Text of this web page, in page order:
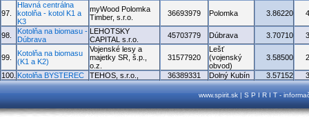
97.
Hlavná centrálna
kotolňa - kotol K1 a
K3
myWood Polomka
Timber, s.r.o.
36693979 Polomka 3.86220
98.
Kotolňa na biomasu -
Dúbrava
LEHOTSKY
CAPITAL s.r.o.
45703779 Dúbrava 3.70710
99.
Kotolňa na biomasu
(K1 a K2)
Vojenské lesy a
majetky SR, š.p.,
o.z.
31577920
Lešť
(vojenský
obvod)
3.58500
100. Kotolňa BYSTEREC TEHOS, s.r.o., 36389331 Dolný Kubín 3.57152
www.spirit.sk | S P I R I T -